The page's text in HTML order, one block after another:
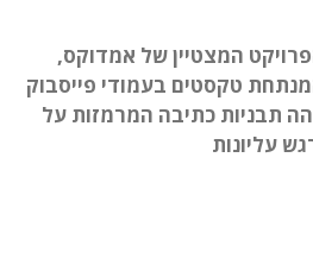
המצטיין של אמדוקס,
טקסטים בעמודי פייסבוק
תבניות כתיבה המרמזות על
עליונות